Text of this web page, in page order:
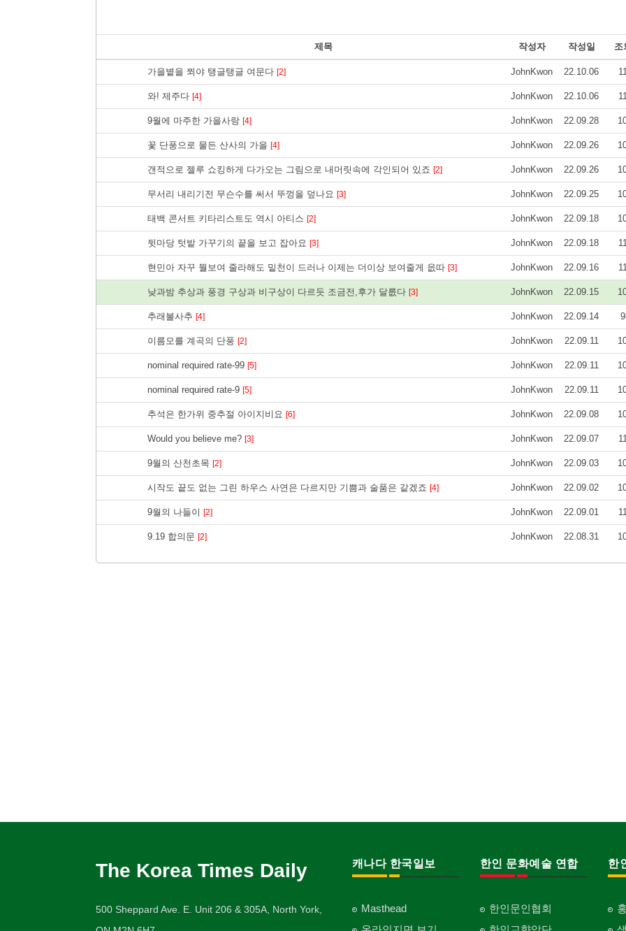
제목 작성자 작성일 조
가을볕을 쬐야 탱글탱글 여문다 [2] JohnKwon 22.10.06
와! 제주다 [4] JohnKwon 22.10.06
9월에 마주한 가을사랑 [4] JohnKwon 22.09.28
꽃 단풍으로 물든 산사의 가을 [4] JohnKwon 22.09.26
갠적으로 젤루 쇼킹하게 다가오는 그림으로 내머릿속에 각인되어 있죠 [2] JohnKwon 22.09.26
무서리 내리기전 무슨수를 써서 뚜껑을 덮나요 [3] JohnKwon 22.09.25
태백 콘서트 키타리스트도 역시 아티스 [2] JohnKwon 22.09.18
뒷마당 텃밭 가꾸기의 끝을 보고 잡아요 [3] JohnKwon 22.09.18
현민아 자꾸 뭘보여 줄라해도 밑천이 드러나 이제는 더이상 보여줄게 읎따 [3] JohnKwon 22.09.16
낮과밤 추상과 풍경 구상과 비구상이 다르듯 조금전,후가 달릆다 [3] JohnKwon 22.09.15
추래불사추 [4] JohnKwon 22.09.14
이름모를 계곡의 단풍 [2] JohnKwon 22.09.11
nominal required rate-99 [5] JohnKwon 22.09.11
nominal required rate-9 [5] JohnKwon 22.09.11
추석은 한가위 중추절 아이지비요 [6] JohnKwon 22.09.08
Would you believe me? [3] JohnKwon 22.09.07
9월의 산천초목 [2] JohnKwon 22.09.03
시작도 끝도 없는 그린 하우스 사연은 다르지만 기쁨과 술품은 같겠죠 [4] JohnKwon 22.09.02
9월의 나들이 [2] JohnKwon 22.09.01
9.19 합의문 [2] JohnKwon 22.08.31
The Korea Times Daily
500 Sheppard Ave. E. Unit 206 & 305A, North York,
캐나다 한국일보
Masthead
한인 문화예술 연합
한인문인협회
한